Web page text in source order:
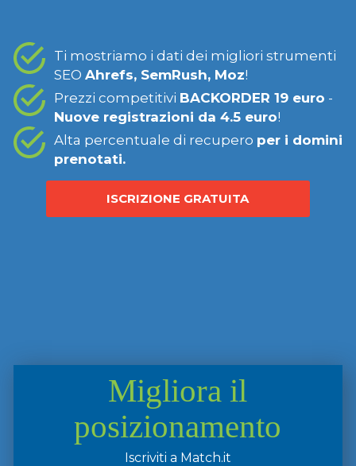
Ti mostriamo i dati dei migliori strumenti
SEO Ahrefs, SemRush, Moz!
Prezzi competitivi BACKORDER 19 euro -
Nuove registrazioni da 4.5 euro!
Alta percentuale di recupero per i domini
prenotati.
ISCRIZIONE GRATUITA
Migliora il
posizionamento
Iscriviti a Match.it